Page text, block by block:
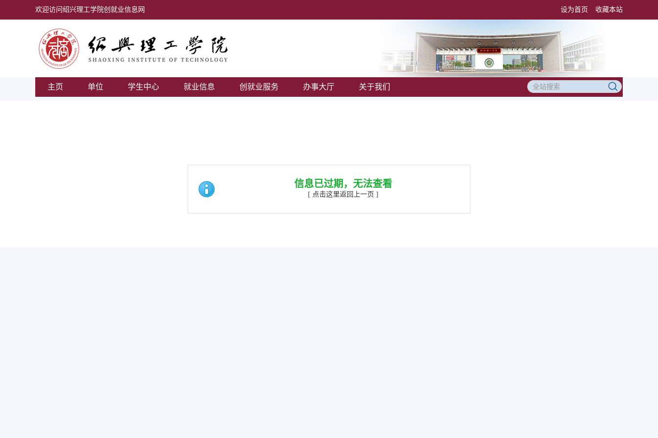
欢迎访问绍兴理工学院创就业信息网 设为首页 收藏本站
主页 单位 学生中心 就业信息 创就业服务 办事大厅 关于我们
信息已过期，无法查看
[ 点击这里返回上一页 ]